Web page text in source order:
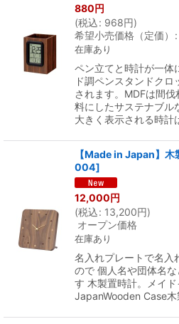
880円
(税込: 968円)
希望小売価格（定価）
:
在庫あり
ペン立てと時計が一体
ド調ペンスタンドク
されます。MDFは間
料にしたサステナブル
大きく表示される時計
【Made in Japan】木
004]
12,000円
(税込: 13,200円)
オープン価格
在庫あり
名入れプレートで名入
ので 個人名や団体名
す 木製置時計。メイ
JapanWooden Case